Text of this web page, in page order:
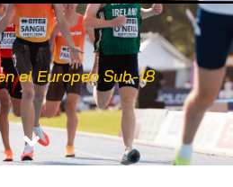
el Europeo Sub-18